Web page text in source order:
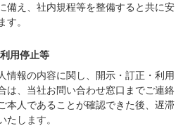
備え、社内規程等を整備すると共に安
す。
用停止等
情報の内容に関し、開示・訂正・利用
は、当社お問い合わせ窓口までご連絡
本人であることが確認できた後、遅滞
たします。